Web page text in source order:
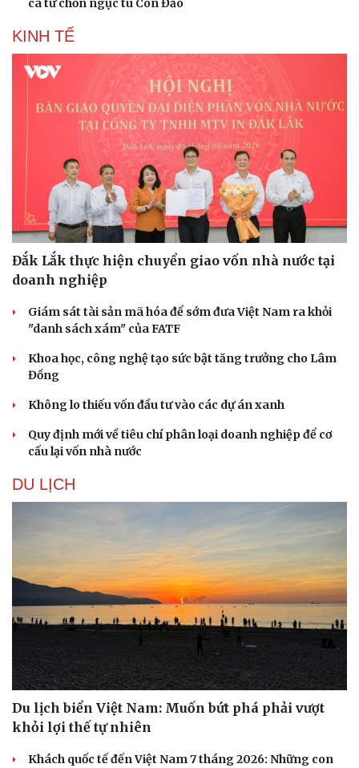
Doanh nghiệp
Thông tin doanh nghiệp
Doanh nghiệp 24h
Công nghệ
Sành điệu
Tin Công nghệ
Trải nghiệm
Chuyển đổi số
ca từ chốn ngục tù Côn Đảo
KINH TẾ
Đắk Lắk thực hiện chuyển giao vốn nhà nước tại
doanh nghiệp
Giám sát tài sản mã hóa để sớm đưa Việt Nam ra khỏi
"danh sách xám" của FATF
Khoa học, công nghệ tạo sức bật tăng trưởng cho Lâm
Đồng
Không lo thiếu vốn đầu tư vào các dự án xanh
Quy định mới về tiêu chí phân loại doanh nghiệp để cơ
cấu lại vốn nhà nước
DU LỊCH
Du lịch biển Việt Nam: Muốn bứt phá phải vượt
khỏi lợi thế tự nhiên
Khách quốc tế đến Việt Nam 7 tháng 2026: Những con